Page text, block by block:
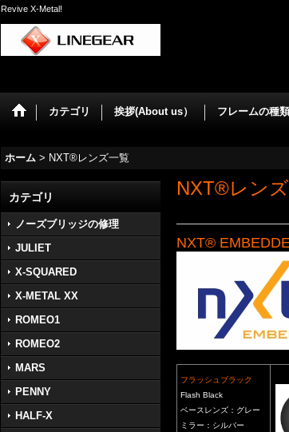
Revive X-Metal!
カテゴリ 挨拶(About us） フレームの種類
ホーム > NXT®レンズ一覧
カテゴリ
ノーズブリッジの修理
JULIET
X-SQUARED
X-METAL XX
ROMEO1
ROMEO2
MARS
PENNY
HALF-X
NXT®レン
NXT®
フラッシュブラック
Flash Black
ベースレンズ：グレー
ミラー：シルバー